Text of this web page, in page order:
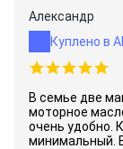
Александр
Куплено в
В семье две
моторное
очень удобно.
минимальный.